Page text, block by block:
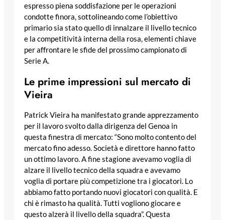
espresso piena soddisfazione per le operazioni
condotte finora, sottolineando come l’obiettivo
primario sia stato quello di innalzare il livello tecnico
e la competitività interna della rosa, elementi chiave
per affrontare le sfide del prossimo campionato di
Serie A.
Le prime impressioni sul mercato di
Vieira
Patrick Vieira ha manifestato grande apprezzamento
per il lavoro svolto dalla dirigenza del Genoa in
questa finestra di mercato: “Sono molto contento del
mercato fino adesso. Società e direttore hanno fatto
un ottimo lavoro. A fine stagione avevamo voglia di
alzare il livello tecnico della squadra e avevamo
voglia di portare più competizione tra i giocatori. Lo
abbiamo fatto portando nuovi giocatori con qualità. E
chi è rimasto ha qualità. Tutti vogliono giocare e
questo alzerà il livello della squadra”. Questa